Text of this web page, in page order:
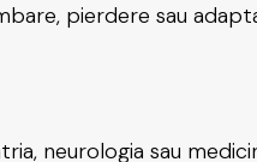
pierdere sau
neurologia sau